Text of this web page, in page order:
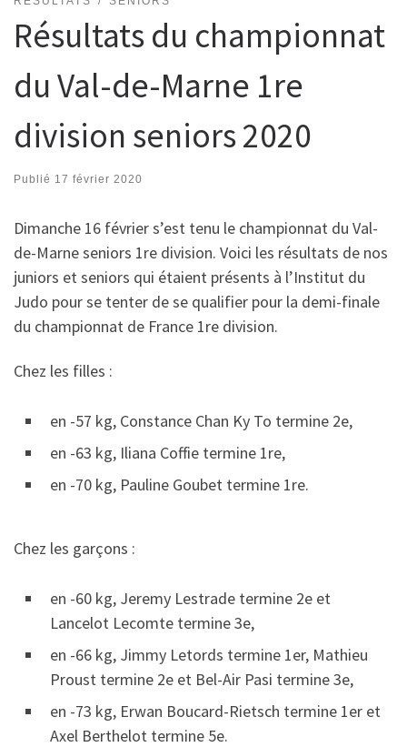
Résultats du championnat
du Val-de-Marne 1re
division seniors 2020
Publié 17 février 2020
Dimanche 16 février s’est tenu le championnat du Val-
de-Marne seniors 1re division. Voici les résultats de nos
juniors et seniors qui étaient présents à l’Institut du
Judo pour se tenter de se qualifier pour la demi-finale
du championnat de France 1re division.
Chez les filles :
en -57 kg, Constance Chan Ky To termine 2e,
en -63 kg, Iliana Coffie termine 1re,
en -70 kg, Pauline Goubet termine 1re.
Chez les garçons :
en -60 kg, Jeremy Lestrade termine 2e et
Lancelot Lecomte termine 3e,
en -66 kg, Jimmy Letords termine 1er, Mathieu
Proust termine 2e et Bel-Air Pasi termine 3e,
en -73 kg, Erwan Boucard-Rietsch termine 1er et
Axel Berthelot termine 5e.